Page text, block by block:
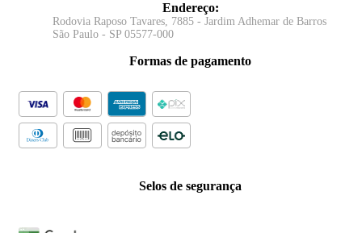
Endereço:
Rodovia Raposo Tavares, 7885 - Jardim Adhemar de Barros
São Paulo - SP 05577-000
Formas de pagamento
Selos de segurança